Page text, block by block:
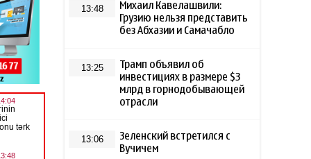
13:48
Михаил Кавелашвили:
Грузию нельзя представить
без Абхазии и Самачабло
13:25
Трамп объявил об
инвестициях в размере $3
млрд в горнодобывающей
отрасли
13:06
Зеленский встретился с
Вучичем